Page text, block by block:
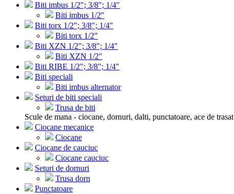
Biti imbus 1/2"; 3/8"; 1/4"
Biti imbus 1/2"
Biti torx 1/2"; 3/8"; 1/4"
Biti torx 1/2"
Biti XZN 1/2"; 3/8"; 1/4"
Biti XZN 1/2"
Biti RIBE 1/2"; 3/8"; 1/4"
Biti speciali
Biti imbus alternator
Seturi de biti speciali
Trusa de biti
Scule de mana - ciocane, dornuri, dalti, punctatoare, ace de trasat
Ciocane mecanice
Ciocane
Ciocane de cauciuc
Ciocane cauciuc
Seturi de dornuri
Trusa dorn
Punctatoare